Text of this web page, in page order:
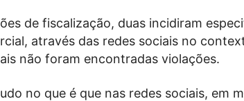
de fiscalização, duas incidiram
através das redes sociais no
não foram encontradas violações.
no que é que nas redes sociais, em